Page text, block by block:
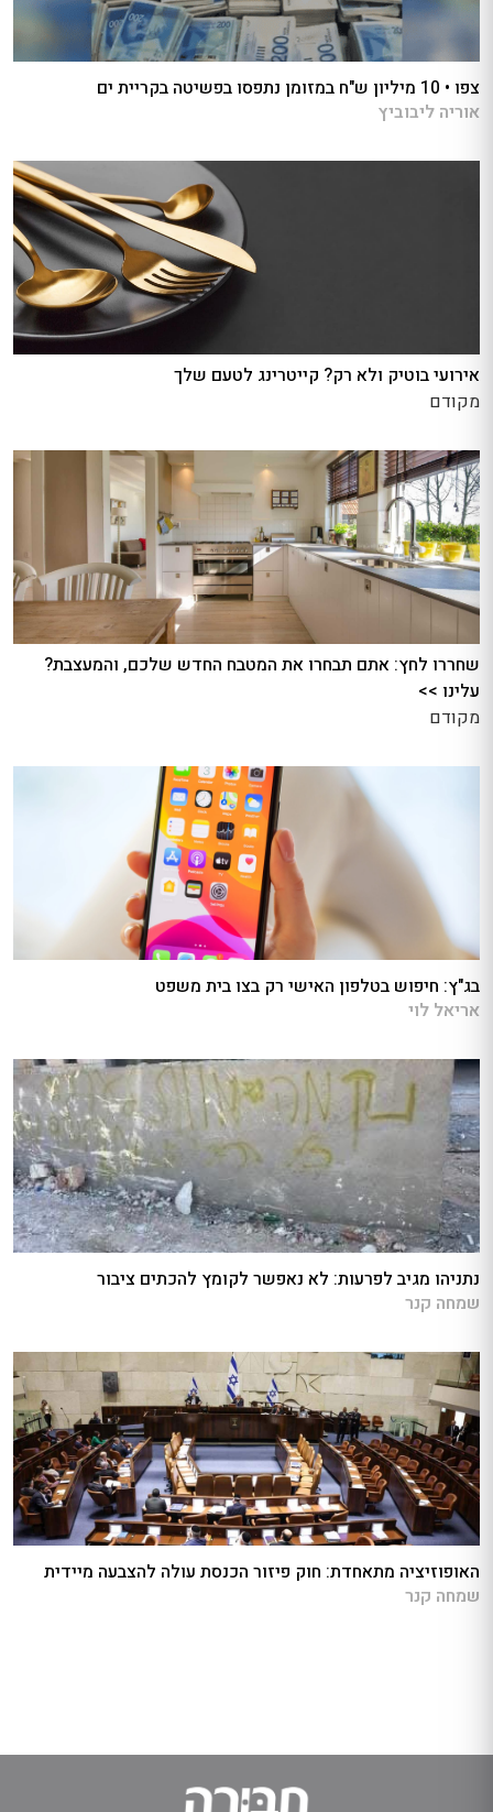
צפו • 10 מיליון ש"ח במזומן נתפסו בפשיטה בקריית ים
אוריה ליבוביץ
אירועי בוטיק ולא רק? קייטרינג לטעם שלך
מקודם
שחררו לחץ: אתם תבחרו את המטבח החדש שלכם, והמעצבת?
עלינו >>
מקודם
בג"ץ: חיפוש בטלפון האישי רק בצו בית משפט
אריאל לוי
נתניהו מגיב לפרעות: לא נאפשר לקומץ להכתים ציבור
שמחה קנר
האופוזיציה מתאחדת: חוק פיזור הכנסת עולה להצבעה מיידית
שמחה קנר